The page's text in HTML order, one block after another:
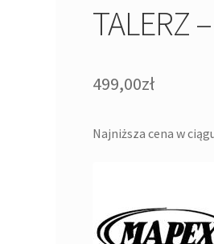
TALERZ
499,00zł
Najniższa cena w